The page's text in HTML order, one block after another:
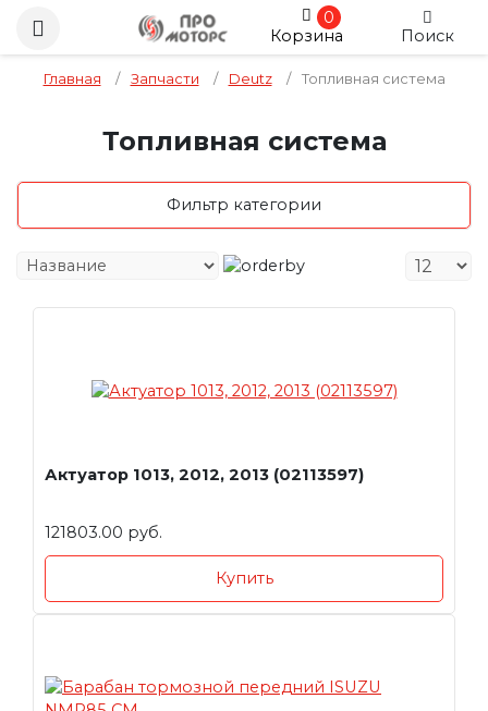
0
Корзина
Поиск
Главная / Запчасти / Deutz / Топливная система
Топливная система
Фильтр категории
Актуатор 1013, 2012, 2013 (02113597)
121803.00 руб.
Купить